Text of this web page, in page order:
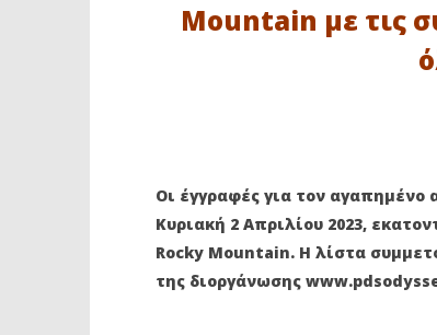
POIKILO ROCKY MOUNTAIN
Μαρτίου
2023
maxitis-
online
Mountain με τις
Οι έγγραφές για τον αγαπημένο
Κυριακή 2 Απριλίου 2023,
Rocky Mountain. Η λίστα
της διοργάνωσης